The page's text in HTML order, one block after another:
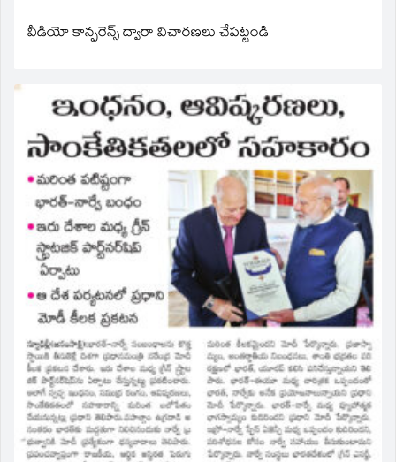
వీడియో కాన్ఫరెన్స్ ద్వారా విచారణలు చేపట్టండి